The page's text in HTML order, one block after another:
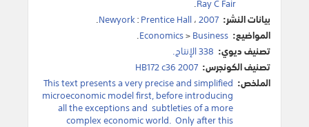
بيانات النشر:
Newyork:Prentice Hall،2007
.
المواضيع:
Economics>Business
.
تصنيف ديوي: 338 الإنتاج.
تصنيف الكونجرس: HB172 c36 2007
الملخص: This text presents a very precise and simplified
microeconomic model first‎, ‎before introducing
all the exceptions and ‎ subtleties of a more
complex economic world‎. ‎ Only after this